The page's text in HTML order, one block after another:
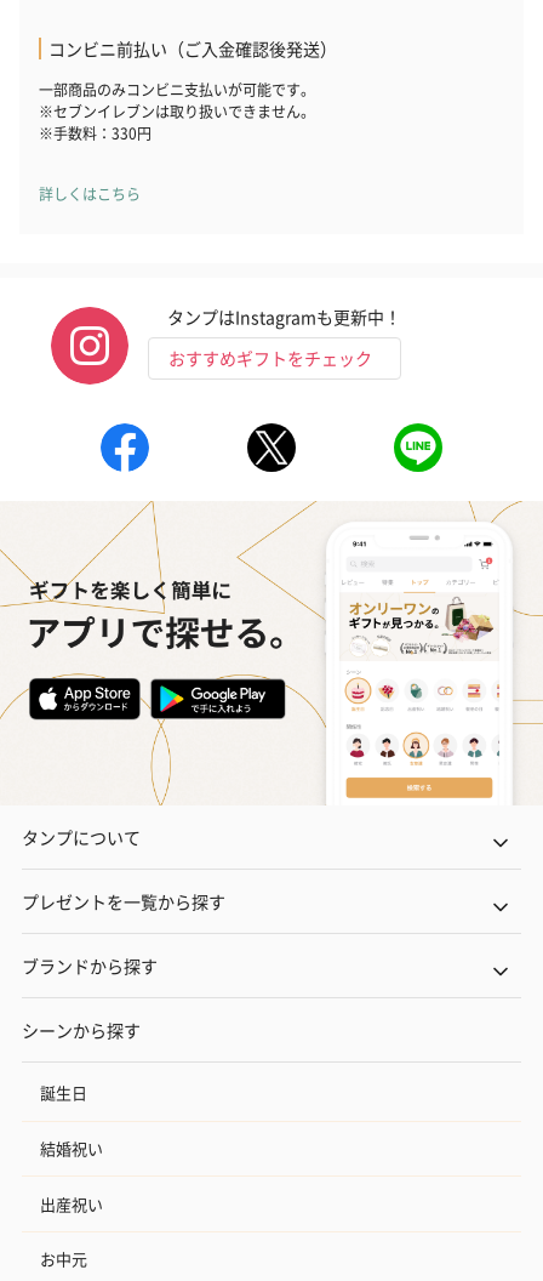
コンビニ前払い（ご入金確認後発送）
一部商品のみコンビニ支払いが可能です。
※セブンイレブンは取り扱いできません。
※手数料：330円
詳しくはこちら
タンプはInstagramも更新中！
おすすめギフトをチェック
タンプについて
プレゼントを一覧から探す
ブランドから探す
シーンから探す
誕生日
結婚祝い
出産祝い
お中元